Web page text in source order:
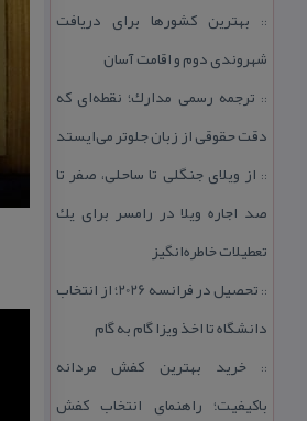
:: بهترین كشورها برای دریافت
شهروندی دوم و اقامت آسان
:: ترجمه رسمی مدارك؛ نقطه‌ای كه
دقت حقوقی از زبان جلوتر می‌ایستد
:: از ویلای جنگلی تا ساحلی، صفر تا
صد اجاره ویلا در رامسر برای یك
تعطیلات خاطره‌انگیز
::
تحصیل در فرانسه 2026؛ از انتخاب
دانشگاه تا اخذ ویزا گام به گام
::خرید بهترین كفش مردانه
باكیفیت؛ راهنمای انتخاب كفش